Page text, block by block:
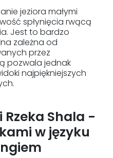
jeziora małymi
spłynięcia rwącą
Jest to bardzo
zależna od
przez
pozwala jednak
najpiękniejszych
Rzeka Shala -
w języku